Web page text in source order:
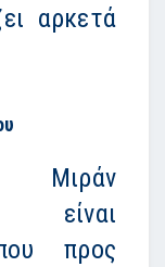
αρκετά
Μιράν
προς